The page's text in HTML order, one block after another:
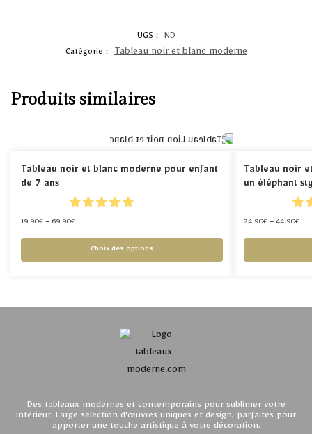
UGS :
ND
Catégorie :
Tableau noir et blanc moderne
Produits similaires
Tableau noir et blanc moderne pour enfant
de 7 ans
19.90€ – 69.90€
Choix des options
Tableau noir
un éléphant
24.90€ – 44.90€
Des tableaux modernes et contemporains pour sublimer votre
intérieur. Large sélection d'œuvres uniques et design, parfaites pour
apporter une touche artistique à votre décoration.